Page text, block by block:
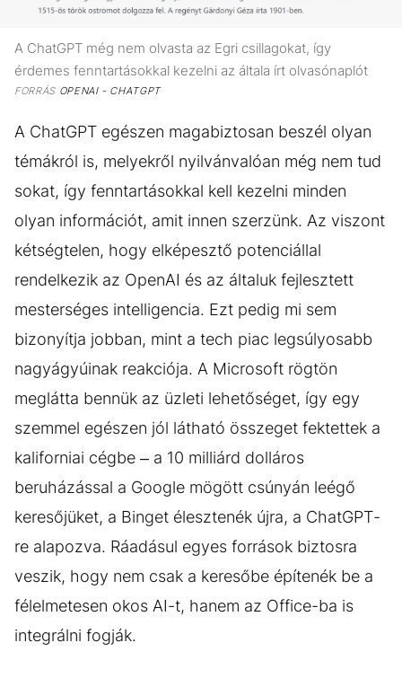
A ChatGPT még nem olvasta az Egri csillagokat, így
érdemes fenntartásokkal kezelni az általa írt olvasónaplót
FORRÁSOPENAI - CHATGPT
A ChatGPT egészen magabiztosan beszél olyan
témákról is, melyekről nyilvánvalóan még nem tud
sokat, így fenntartásokkal kell kezelni minden
olyan információt, amit innen szerzünk. Az viszont
kétségtelen, hogy elképesztő potenciállal
rendelkezik az OpenAI és az általuk fejlesztett
mesterséges intelligencia. Ezt pedig mi sem
bizonyítja jobban, mint a tech piac legsúlyosabb
nagyágyúinak reakciója. A Microsoft rögtön
meglátta bennük az üzleti lehetőséget, így egy
szemmel egészen jól látható összeget fektettek a
kaliforniai cégbe – a 10 milliárd dolláros
beruházással a Google mögött csúnyán leégő
keresőjüket, a Binget élesztenék újra, a ChatGPT-
re alapozva. Ráadásul egyes források biztosra
veszik, hogy nem csak a keresőbe építenék be a
félelmetesen okos AI-t, hanem az Office-ba is
integrálni fogják.